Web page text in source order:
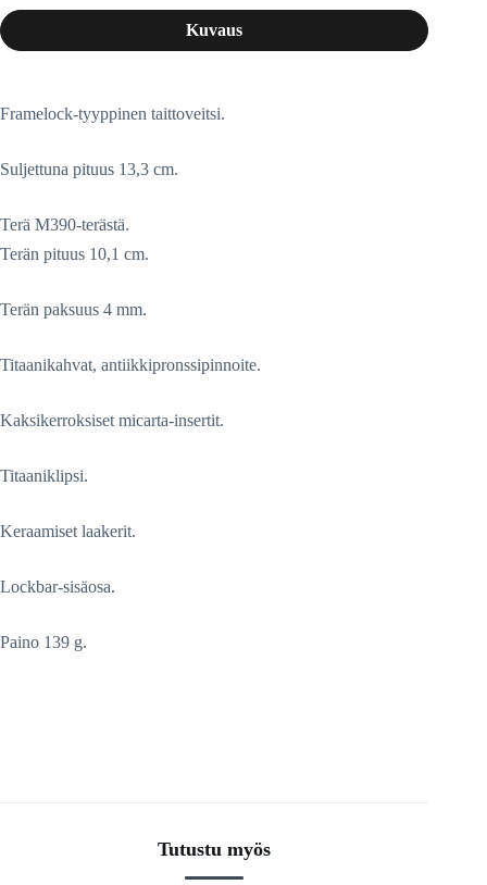
Kuvaus
Framelock-tyyppinen taittoveitsi.
Suljettuna pituus 13,3 cm.
Terä M390-terästä.
Terän pituus 10,1 cm.
Terän paksuus 4 mm.
Titaanikahvat, antiikkipronssipinnoite.
Kaksikerroksiset micarta-insertit.
Titaaniklipsi.
Keraamiset laakerit.
Lockbar-sisäosa.
Paino 139 g.
Tutustu myös